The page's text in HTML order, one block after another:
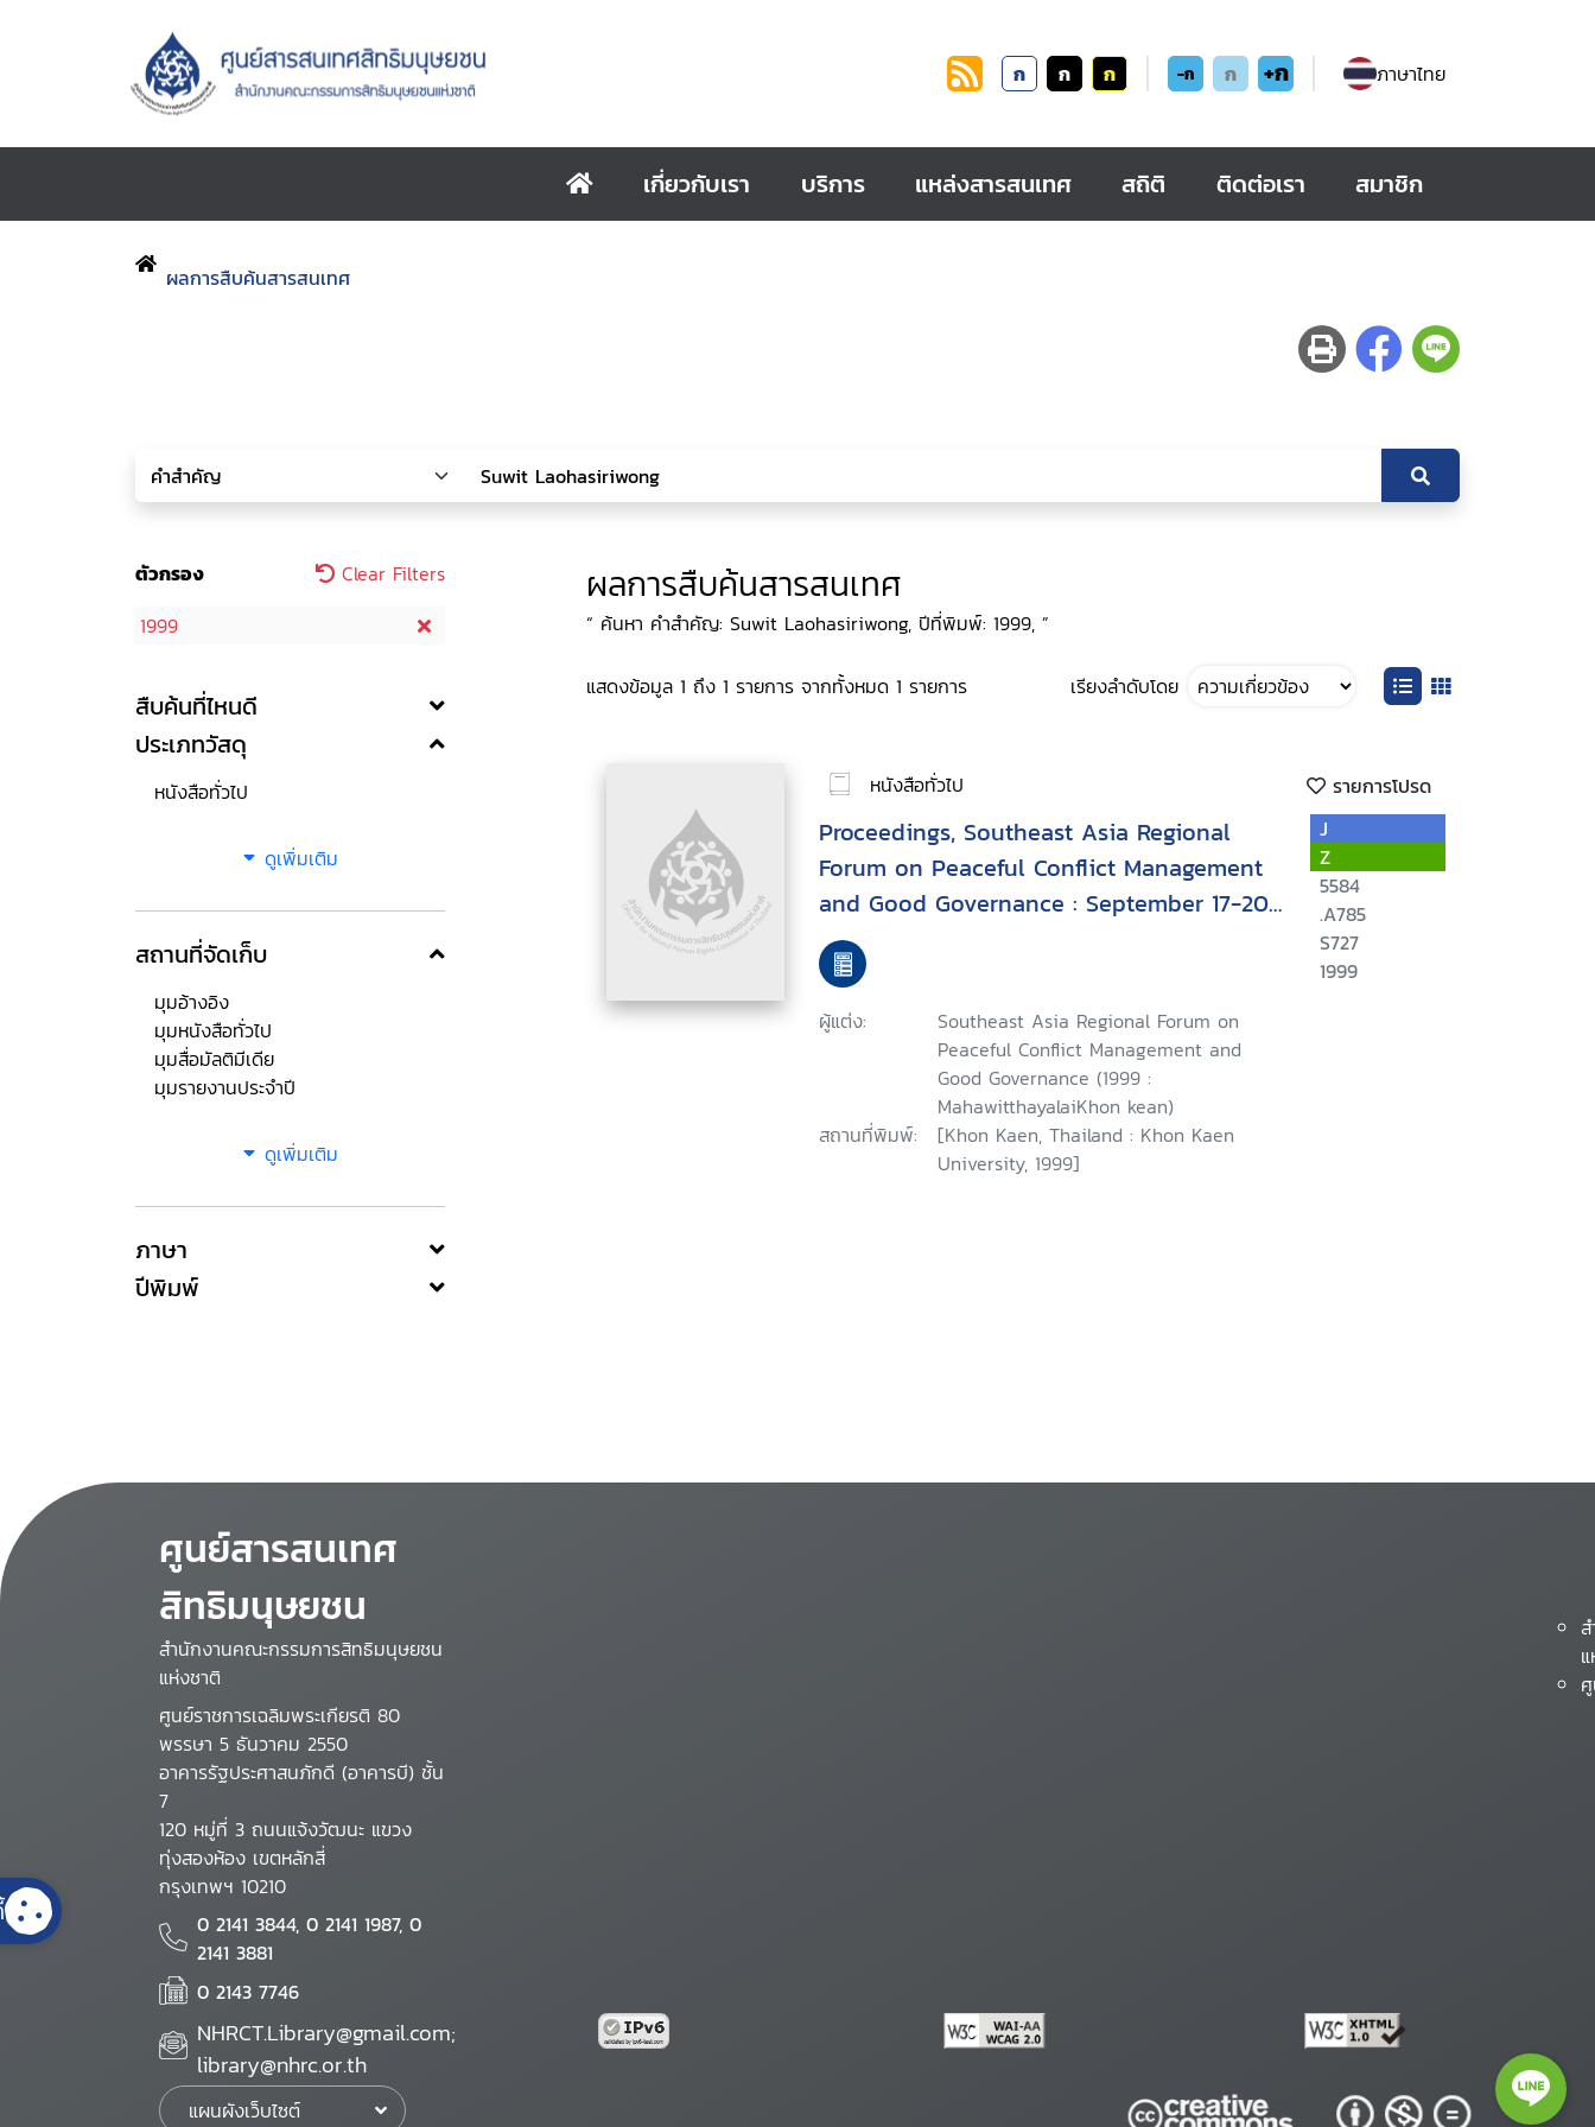
ก ก ก -ก ก +ก ภาษาไทย
เกี่ยวกับเรา บริการ แหล่งสารสนเทศ สถิติ ติดต่อเรา สมาชิก
ผลการสืบค้นสารสนเทศ
ตัวกรอง
Clear Filters
1999
สืบค้นที่ไหนดี
ประเภทวัสดุ
หนังสือทั่วไป
ดูเพิ่มเติม
สถานที่จัดเก็บ
มุมอ้างอิง
มุมหนังสือทั่วไป
มุมสื่อมัลติมีเดีย
มุมรายงานประจำปี
ดูเพิ่มเติม
ภาษา
ปีพิมพ์
ผลการสืบค้นสารสนเทศ
“ ค้นหา คำสำคัญ: Suwit Laohasiriwong, ปีที่พิมพ์: 1999, ”
แสดงข้อมูล 1 ถึง 1 รายการ จากทั้งหมด 1 รายการ เรียงลำดับโดย
หนังสือทั่วไป รายการโปรด
Proceedings, Southeast Asia Regional
Forum on Peaceful Conflict Management
and Good Governance : September 17-20,
1999, Khon Kaen, Thailand
ผู้แต่ง:
Southeast Asia Regional Forum on
Peaceful Conflict Management and
Good Governance (1999 :
MahawitthayalaiKhon kean)
สถานที่พิมพ์:
[Khon Kaen, Thailand : Khon Kaen
University, 1999]
J
Z
5584
.A785
S727
1999
ศูนย์สารสนเทศ
สิทธิมนุษยชน
สำนักงานคณะกรรมการสิทธิมนุษยชน
แห่งชาติ
ศูนย์ราชการเฉลิมพระเกียรติ 80
พรรษา 5 ธันวาคม 2550
อาคารรัฐประศาสนภักดี (อาคารบี) ชั้น
7
120 หมู่ที่ 3 ถนนแจ้งวัฒนะ แขวง
ทุ่งสองห้อง เขตหลักสี่
กรุงเทพฯ 10210
0 2141 3844, 0 2141 1987, 0
2141 3881
0 2143 7746
NHRCT.Library@gmail.com;
library@nhrc.or.th
แผนผังเว็บไซต์